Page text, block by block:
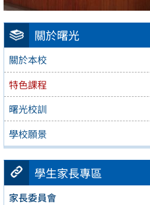
關於曙光
關於本校
特色課程
曙光校訓
學校願景
學生家長專區
家長委員會